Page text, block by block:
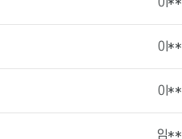
이**
이**
임**